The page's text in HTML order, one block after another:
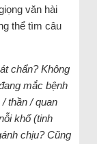
văn hài
thể tìm câu
chẩn? Không
mắc bệnh
thần / quan
khổ (tinh
chịu? Cũng